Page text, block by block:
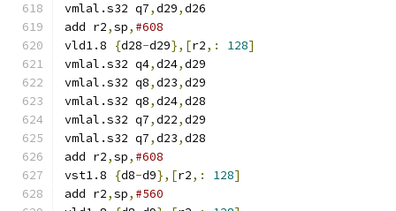
vmlal.s32 q7,d29,d26
add r2,sp, #608
vld1.8
{d28-d29},[r2,: 128]
vmlal.s32 q4,d24,d29
vmlal.s32 q8,d23,d29
vmlal.s32 q8,d24,d28
vmlal.s32 q7,d22,d29
vmlal.s32 q7,d23,d28
add r2,sp, #608
vst1.8
{d8-d9},[r2,: 128]
add r2,sp, #560